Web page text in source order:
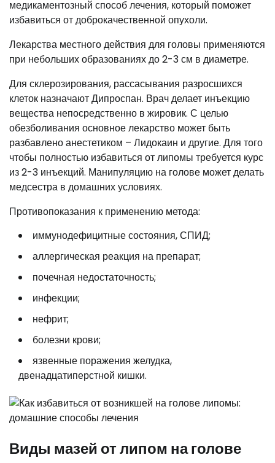
медикаментозный способ лечения, который поможет
избавиться от доброкачественной опухоли.
Лекарства местного действия для головы применяются
при небольших образованиях до 2-3 см в диаметре.
Для склерозирования, рассасывания разросшихся
клеток назначают Дипроспан. Врач делает инъекцию
вещества непосредственно в жировик. С целью
обезболивания основное лекарство может быть
разбавлено анестетиком – Лидокаин и другие. Для того
чтобы полностью избавиться от липомы требуется курс
из 2-3 инъекций. Манипуляцию на голове может делать
медсестра в домашних условиях.
Противопоказания к применению метода:
иммунодефицитные состояния, СПИД;
аллергическая реакция на препарат;
почечная недостаточность;
инфекции;
нефрит;
болезни крови;
язвенные поражения желудка,
двенадцатиперстной кишки.
Виды мазей от липом на голове